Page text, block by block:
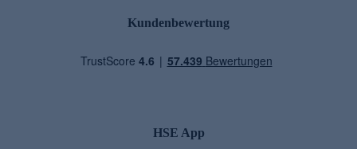
Kundenbewertung
HSE App